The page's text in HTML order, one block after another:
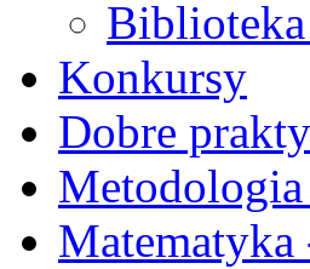
Konkursy
Dobre
Matematyka